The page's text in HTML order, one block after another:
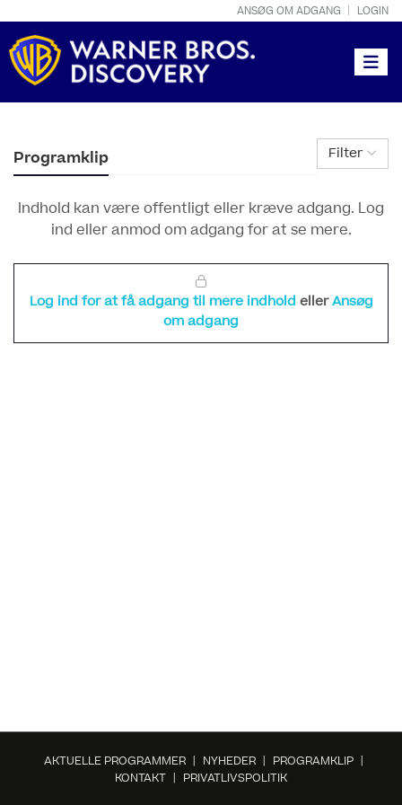
ANSØG OM ADGANG LOGIN
Programklip Filter
Indhold kan være offentligt eller kræve adgang. Log
ind eller anmod om adgang for at se mere.
Log ind for at få adgang til mere indhold ellerAnsøg
om adgang
AKTUELLE PROGRAMMER | NYHEDER | PROGRAMKLIP |
KONTAKT | PRIVATLIVSPOLITIK